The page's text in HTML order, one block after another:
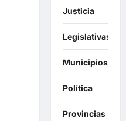
Justicia
Legislativas
Municipios
Política
Provincias